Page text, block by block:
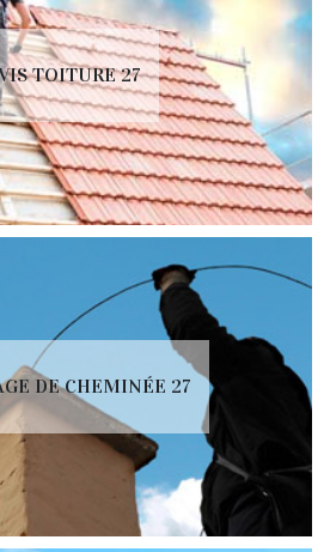
TOITURE 27
DE CHEMINÉE 27